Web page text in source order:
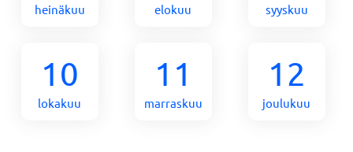
heinäkuu elokuu syyskuu
10
lokakuu
11
marraskuu
12
joulukuu